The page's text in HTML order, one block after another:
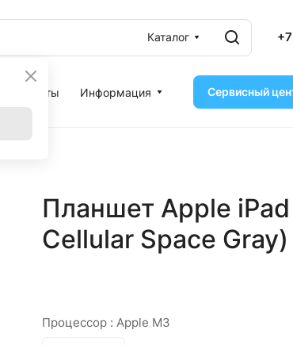
Каталог
Контакты Информация Сервисный
Планшет Apple
Cellular Space Gray)
Процессор : Apple M3